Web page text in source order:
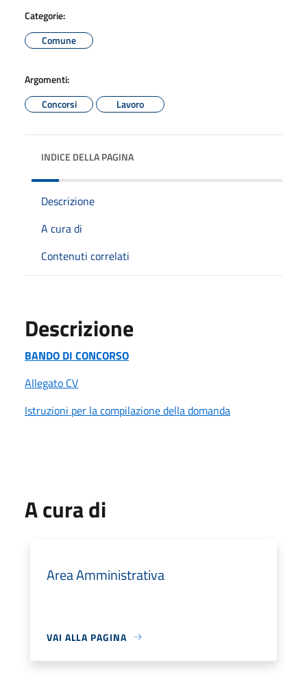
Categorie:
Comune
Argomenti:
Concorsi
Lavoro
INDICE DELLA PAGINA
Descrizione
A cura di
Contenuti correlati
Descrizione
BANDO DI CONCORSO
Allegato CV
Istruzioni per la compilazione della domanda
A cura di
Area Amministrativa
VAI ALLA PAGINA